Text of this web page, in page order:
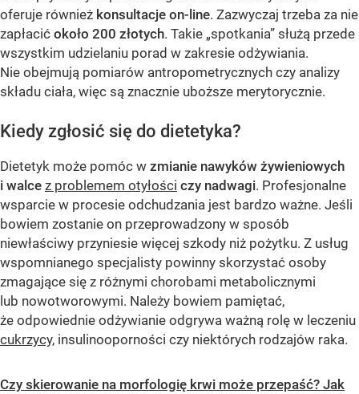
oferuje również konsultacje on-line. Zazwyczaj trzeba za nie
zapłacić około 200 złotych. Takie „spotkania” służą przede
wszystkim udzielaniu porad w zakresie odżywiania.
Nie obejmują pomiarów antropometrycznych czy analizy
składu ciała, więc są znacznie uboższe merytorycznie.
Kiedy zgłosić się do dietetyka?
Dietetyk może pomóc w zmianie nawyków żywieniowych
i walce z problemem otyłości czy nadwagi. Profesjonalne
wsparcie w procesie odchudzania jest bardzo ważne. Jeśli
bowiem zostanie on przeprowadzony w sposób
niewłaściwy przyniesie więcej szkody niż pożytku. Z usług
wspomnianego specjalisty powinny skorzystać osoby
zmagające się z różnymi chorobami metabolicznymi
lub nowotworowymi. Należy bowiem pamiętać,
że odpowiednie odżywianie odgrywa ważną rolę w leczeniu
cukrzycy, insulinooporności czy niektórych rodzajów raka.
Czy skierowanie na morfologię krwi może przepaść? Jak